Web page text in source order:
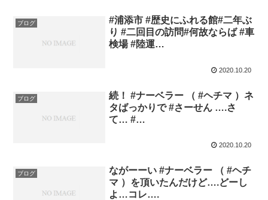
ブログ
#浦添市 #歴史にふれる館#二年ぶ
り #二回目の訪問#何故ならば #車
検場 #陸運…
2020.10.20
ブログ
続！ #ナーベラー （ #ヘチマ ）ネ
タばっかりで #さーせん ….さ
て… #…
2020.10.20
ブログ
ながーーい #ナーベラー （ #ヘチ
マ ）を頂いたんだけど….どーし
よ…コレ….